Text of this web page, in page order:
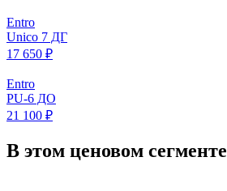
Entro
Unico 7 ДГ
17 650 ₽
Entro
PU-6 ДО
21 100 ₽
В этом ценовом сегменте